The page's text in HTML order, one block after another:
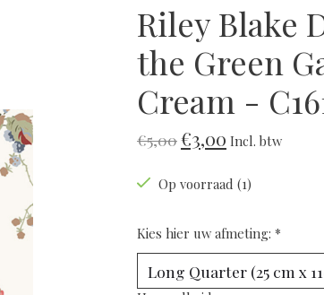
Riley Blake
the Green
Cream -
€5,00€3,00 Incl. btw
Op voorraad (1)
Kies hier uw afmeting: *